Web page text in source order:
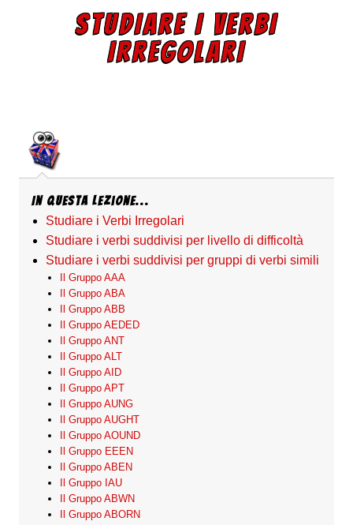
STUDIARE I VERBI
IRREGOLARI
In questa Lezione...
Studiare i Verbi Irregolari
Studiare i verbi suddivisi per livello di difficoltà
Studiare i verbi suddivisi per gruppi di verbi simili
Il Gruppo AAA
Il Gruppo ABA
Il Gruppo ABB
Il Gruppo AEDED
Il Gruppo ANT
Il Gruppo ALT
Il Gruppo AID
Il Gruppo APT
Il Gruppo AUNG
Il Gruppo AUGHT
Il Gruppo AOUND
Il Gruppo EEEN
Il Gruppo ABEN
Il Gruppo IAU
Il Gruppo ABWN
Il Gruppo ABORN